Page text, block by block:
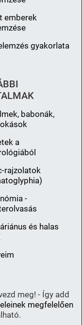
emberek
gyakorlata
babonák,
a
rajzolatok
-
és halas
meg! - Így add
megfelelően